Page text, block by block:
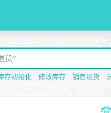
存初始化 修改库存 销售退货